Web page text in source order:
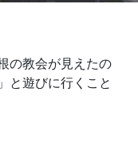
の教会が見えたの
と遊びに行くこと